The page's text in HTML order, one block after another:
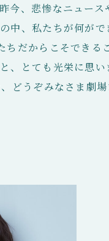
今、悲惨なニュー
中、私たちが何が
ちだからこそでき
、とても光栄に思
どうぞみなさま劇場